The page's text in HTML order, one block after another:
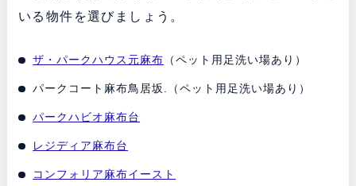
いる物件を選びましょう。
ザ・パークハウス元麻布 （ペット用足洗い場あり）
パークコート麻布鳥居坂.（ペット用足洗い場あり）
パークハビオ麻布台
レジディア麻布台
コンフォリア麻布イースト